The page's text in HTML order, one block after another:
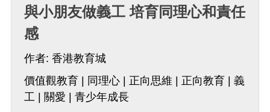
與小朋友做義工 培育同理心和責任
感
作者: 香港教育城
價值觀教育
同理心 正向思維 正向教育
義
工
關愛
青少年成長